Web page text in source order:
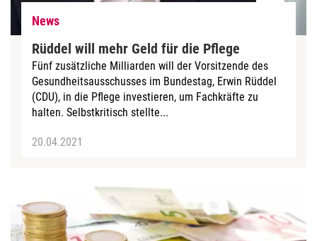
News
Rüddel will mehr Geld für die Pflege
Fünf zusätzliche Milliarden will der Vorsitzende des
Gesundheitsausschusses im Bundestag, Erwin Rüddel
(CDU), in die Pflege investieren, um Fachkräfte zu
halten. Selbstkritisch stellte...
20.04.2021